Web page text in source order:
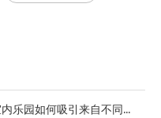
室内乐园如何吸引来自不同年龄段的客户？